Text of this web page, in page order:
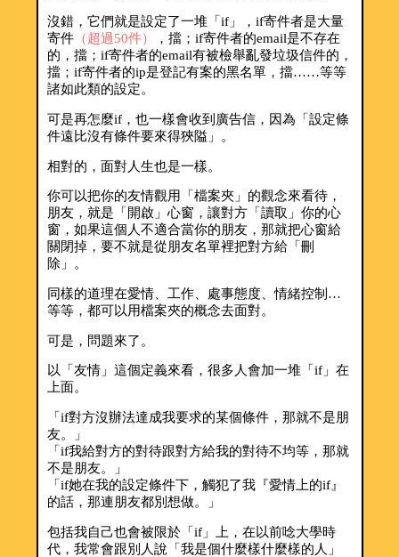
沒錯，它們就是設定了一堆「if」，if寄件者是大量
寄件（超過50件）
，擋；if寄件者的email是不存在
的，擋；if寄件者的email有被檢舉亂發垃圾信件的，
擋；if寄件者的ip是登記有案的黑名單，擋……等等
諸如此類的設定。
可是再怎麼if，也一樣會收到廣告信，因為「設定條
件遠比沒有條件要來得狹隘」。
相對的，面對人生也是一樣。
你可以把你的友情觀用「檔案夾」的觀念來看待，
朋友，就是「開啟」心窗，讓對方「讀取」你的心
窗，如果這個人不適合當你的朋友，那就把心窗給
關閉掉，要不就是從朋友名單裡把對方給「刪
除」。
同樣的道理在愛情、工作、處事態度、情緒控制…
等等，都可以用檔案夾的概念去面對。
可是，問題來了。
以「友情」這個定義來看，很多人會加一堆「if」在
上面。
「if對方沒辦法達成我要求的某個條件，那就不是朋
友。」
「if我給對方的對待跟對方給我的對待不均等，那就
不是朋友。」
「if她在我的設定條件下，觸犯了我『愛情上的if』
的話，那連朋友都別想做。」
包括我自己也會被限於「if」上，在以前唸大學時
代，我常會跟別人說「我是個什麼樣什麼樣的人」